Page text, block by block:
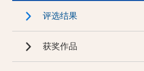
评选结果
获奖作品